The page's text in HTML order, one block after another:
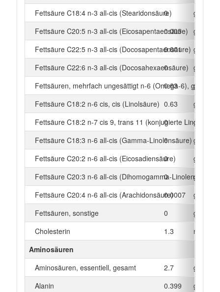
Fettsäure C18:4 n-3 all-cis (Stearidonsäure)
0
g
Fettsäure C20:5 n-3 all-cis (Eicosapentaensäure)
0.005
g
Fettsäure C22:5 n-3 all-cis (Docosapentaensäure)
0.001
g
Fettsäure C22:6 n-3 all-cis (Docosahexaensäure)
0
g
Fettsäuren, mehrfach ungesättigt n-6 (Omega-6), gesamt
0.63
g
Fettsäure C18:2 n-6 cis, cis (Linolsäure) 0.63
g
Fettsäure C18:2 n-7 cis 9, trans 11 (konjugierte Linolsäure)
0
g
Fettsäure C18:3 n-6 all-cis (Gamma-Linolensäure)
0
g
Fettsäure C20:2 n-6 all-cis (Eicosadiensäure)
0
g
Fettsäure C20:3 n-6 all-cis (Dihomogamma-Linolensäure)
0
g
Fettsäure C20:4 n-6 all-cis (Arachidonsäure)0.0007
g
Fettsäuren, sonstige
0
g
Cholesterin
1.3
mg
Aminosäuren
Aminosäuren, essentiell, gesamt
2.7
g
Alanin
0.399
g